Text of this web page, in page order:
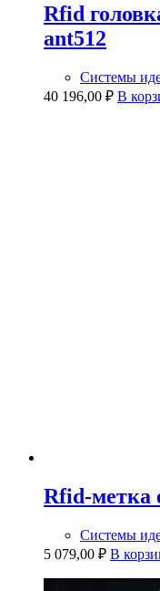
Rfid
ant512
Системы
40 196,00 ₽ В
Rfid-метка
Системы
5 079,00 ₽ В